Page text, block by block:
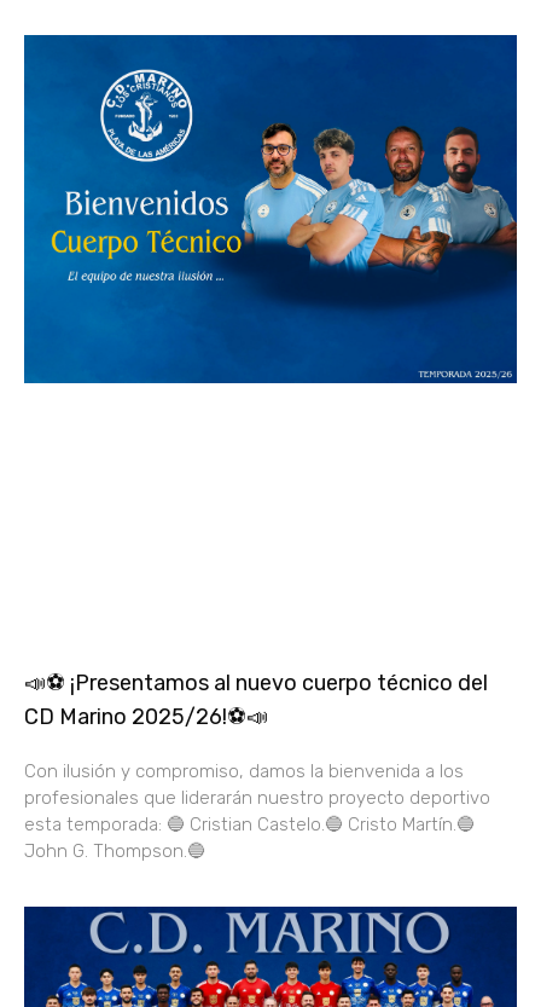
📣⚽ ¡Presentamos al nuevo cuerpo técnico del
CD Marino 2025/26!⚽📣
Con ilusión y compromiso, damos la bienvenida a los
profesionales que liderarán nuestro proyecto deportivo
esta temporada: 🔵 Cristian Castelo.🔵 Cristo Martín.🔵
John G. Thompson.🔵